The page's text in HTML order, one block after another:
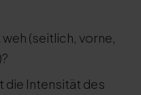
(seitlich, vorne,
die Intensität des